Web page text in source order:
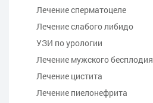
Лечение сперматоцеле
Лечение слабого либидо
УЗИ по урологии
Лечение мужского бесплодия
Лечение цистита
Лечение пиелонефрита